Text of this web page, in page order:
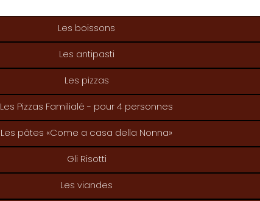
Les boissons
Les antipasti
Les pizzas
Les Pizzas Familialé - pour 4 personnes
Les pâtes «Come a casa della Nonna»
Gli Risotti
Les viandes